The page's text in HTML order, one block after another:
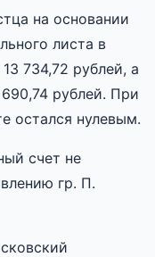
на основании
листа в
734,72 рублей, а
рублей. При
остался нулевым.
счет не
гр. П.